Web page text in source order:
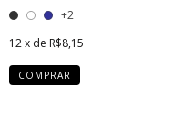
+2
12x de R$8,15
COMPRAR